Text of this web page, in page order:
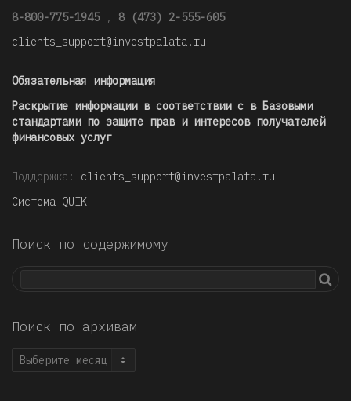
8-800-775-1945 , 8 (473) 2-555-605
clients_support@investpalata.ru
Обязательная информация
Раскрытие информации в соответствии с в Базовыми
стандартами по защите прав и интересов получателей
финансовых услуг
Поддержка: clients_support@investpalata.ru
Система QUIK
Поиск по содержимому
Поиск по архивам
Поиск